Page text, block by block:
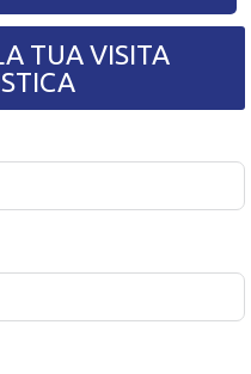
TUA VISITA